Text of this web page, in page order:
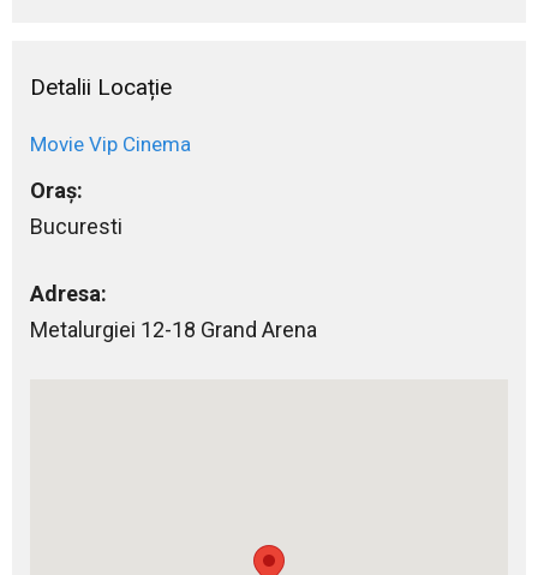
Detalii Locație
Movie Vip Cinema
Oraș:
Bucuresti
Adresa:
Metalurgiei 12-18 Grand Arena